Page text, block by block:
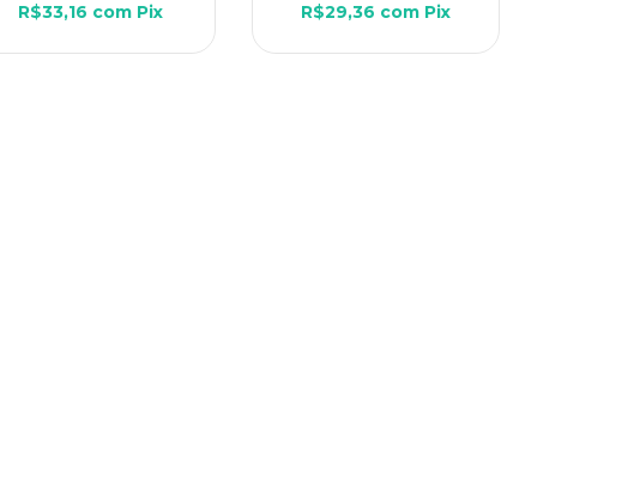
R$33,16 com Pix R$29,36 com Pix